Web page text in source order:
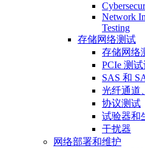
Network
Testing
存储网络测试
存储网络
PCIe 测
SAS 和
光纤通道
协议测试
试验器和
干扰器
网络部署和维护